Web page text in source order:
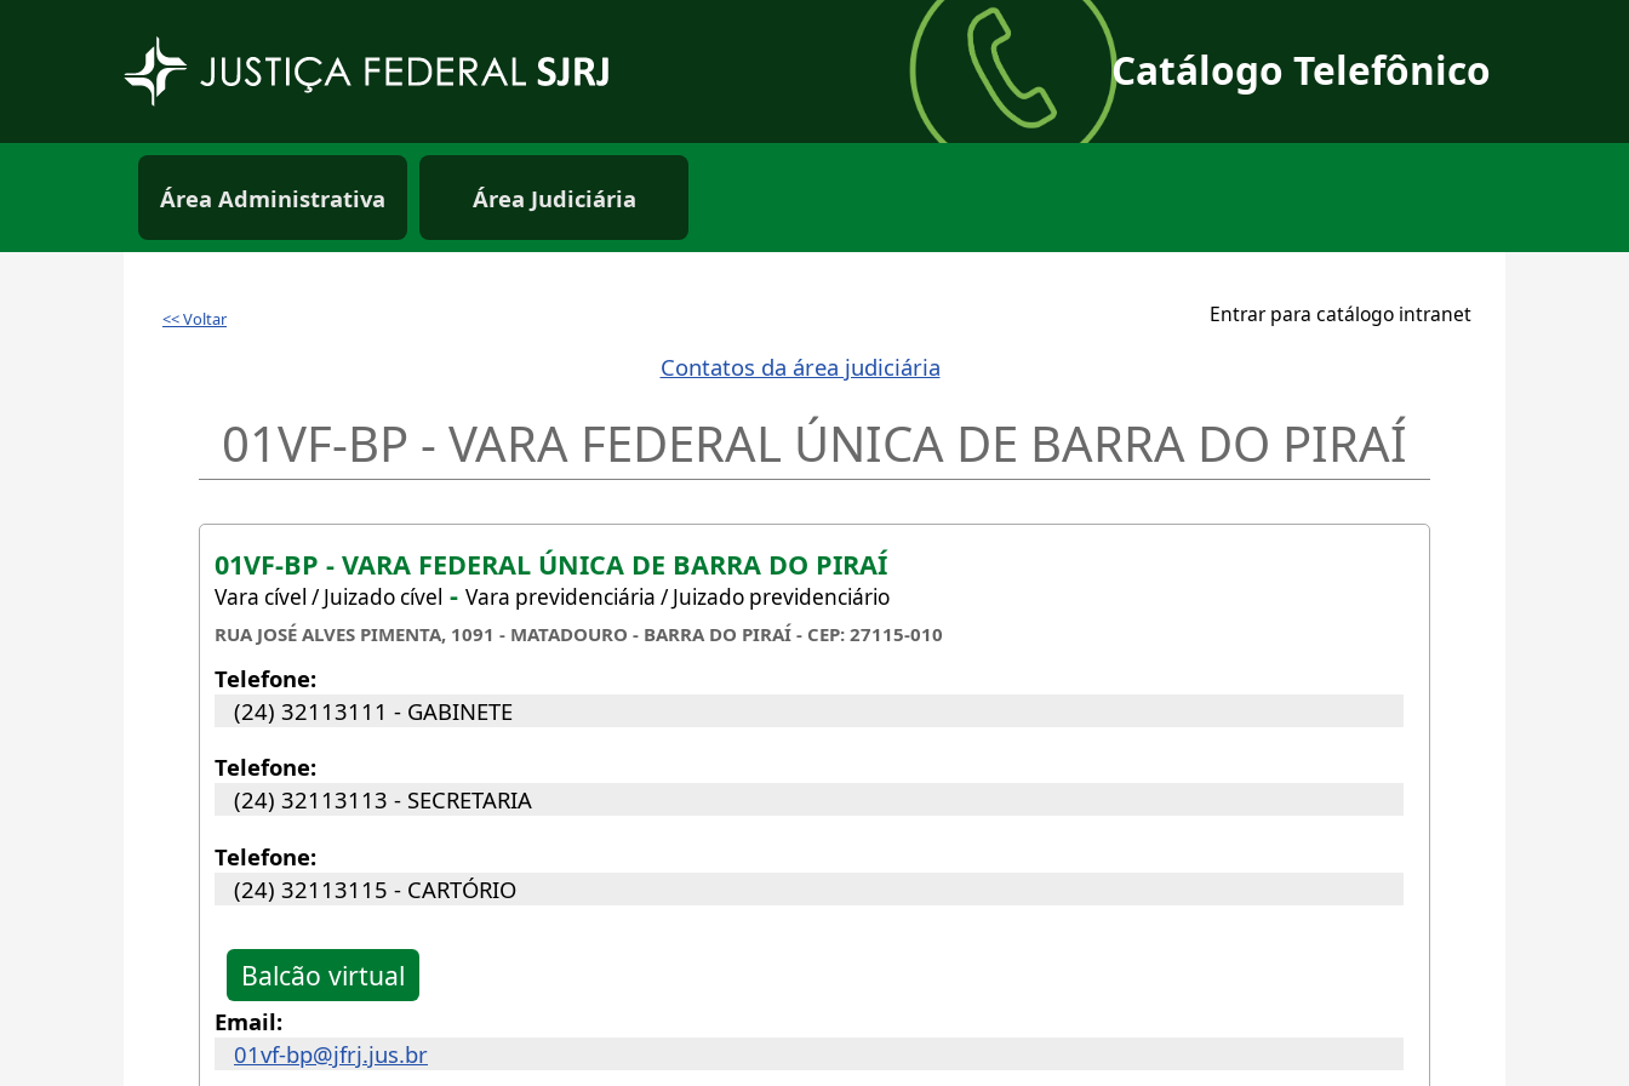
Catálogo Telefônico
Menu principal usuário externo
Área Administrativa Área Judiciária
<< Voltar Entrar para catálogo intranet
Contatos da área judiciária
01VF-BP - VARA FEDERAL ÚNICA DE BARRA DO PIRAÍ
01VF-BP - VARA FEDERAL ÚNICA DE BARRA DO PIRAÍ
Vara cível / Juizado cível - Vara previdenciária / Juizado previdenciário
RUA JOSÉ ALVES PIMENTA, 1091 - MATADOURO - BARRA DO PIRAÍ - CEP: 27115-010
Telefone:
(24) 32113111 - GABINETE
Telefone:
(24) 32113113 - SECRETARIA
Telefone:
(24) 32113115 - CARTÓRIO
Balcão virtual
Email:
01vf-bp@jfrj.jus.br